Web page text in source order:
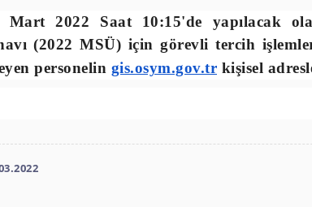
Mart 2022 Saat 10:15'de yapılacak
(2022 MSÜ) için görevli tercih
personelin gis.osym.gov.tr kişisel